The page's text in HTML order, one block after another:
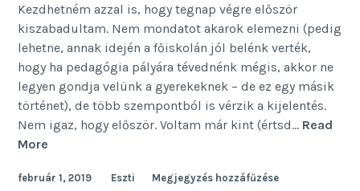
Kezdhetném azzal is, hogy tegnap végre először
kiszabadultam. Nem mondatot akarok elemezni (pedig
lehetne, annak idején a főiskolán jól belénk verték,
hogy ha pedagógia pályára tévednénk mégis, akkor ne
legyen gondja velünk a gyerekeknek – de ez egy másik
történet), de több szempontból is vérzik a kijelentés.
Nem igaz, hogy először. Voltam már kint (értsd… Read
More
hogy
február 1, 2019 Eszti Megjegyzés hozzáfűzése